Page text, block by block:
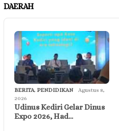
DAERAH
BERITA, PENDIDIKAN
Agustus 8,
2026
Udinus Kediri Gelar Dinus
Expo 2026, Had…